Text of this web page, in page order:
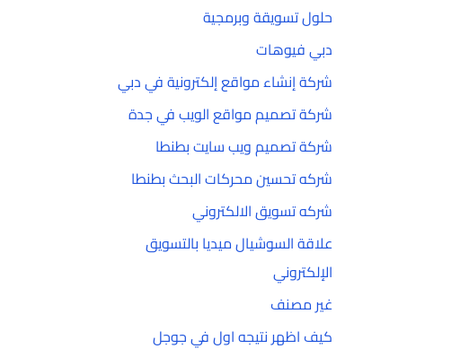
حلول تسويقة وبرمجية
دبي فيوهات
شركة إنشاء مواقع إلكترونية في دبي
شركة تصميم مواقع الويب في جدة
شركة تصميم ويب سايت بطنطا
شركه تحسين محركات البحث بطنطا
شركه تسويق الالكتروني
علاقة السوشيال ميديا بالتسويق
الإلكتروني
غير مصنف
كيف اظهر نتيجه اول في جوجل